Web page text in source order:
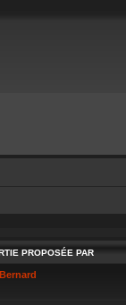
PROPOSÉE PAR
Bernard